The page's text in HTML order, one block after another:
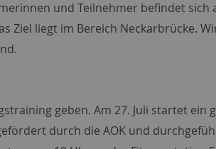
und Teilnehmer befindet sich
Ziel liegt im Bereich Neckarbrücke.
geben. Am 27. Juli startet ein
durch die AOK und